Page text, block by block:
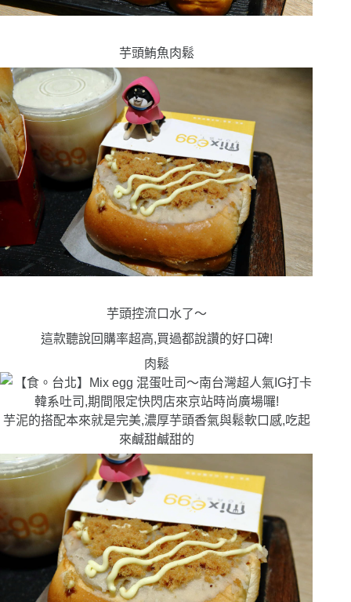
芋頭鮪魚肉鬆
芋頭控流口水了〜
這款聽說回購率超高,買過都說讚的好口碑!
肉鬆
芋泥的搭配本來就是完美,濃厚芋頭香氣與鬆軟口感,吃起
來鹹甜鹹甜的